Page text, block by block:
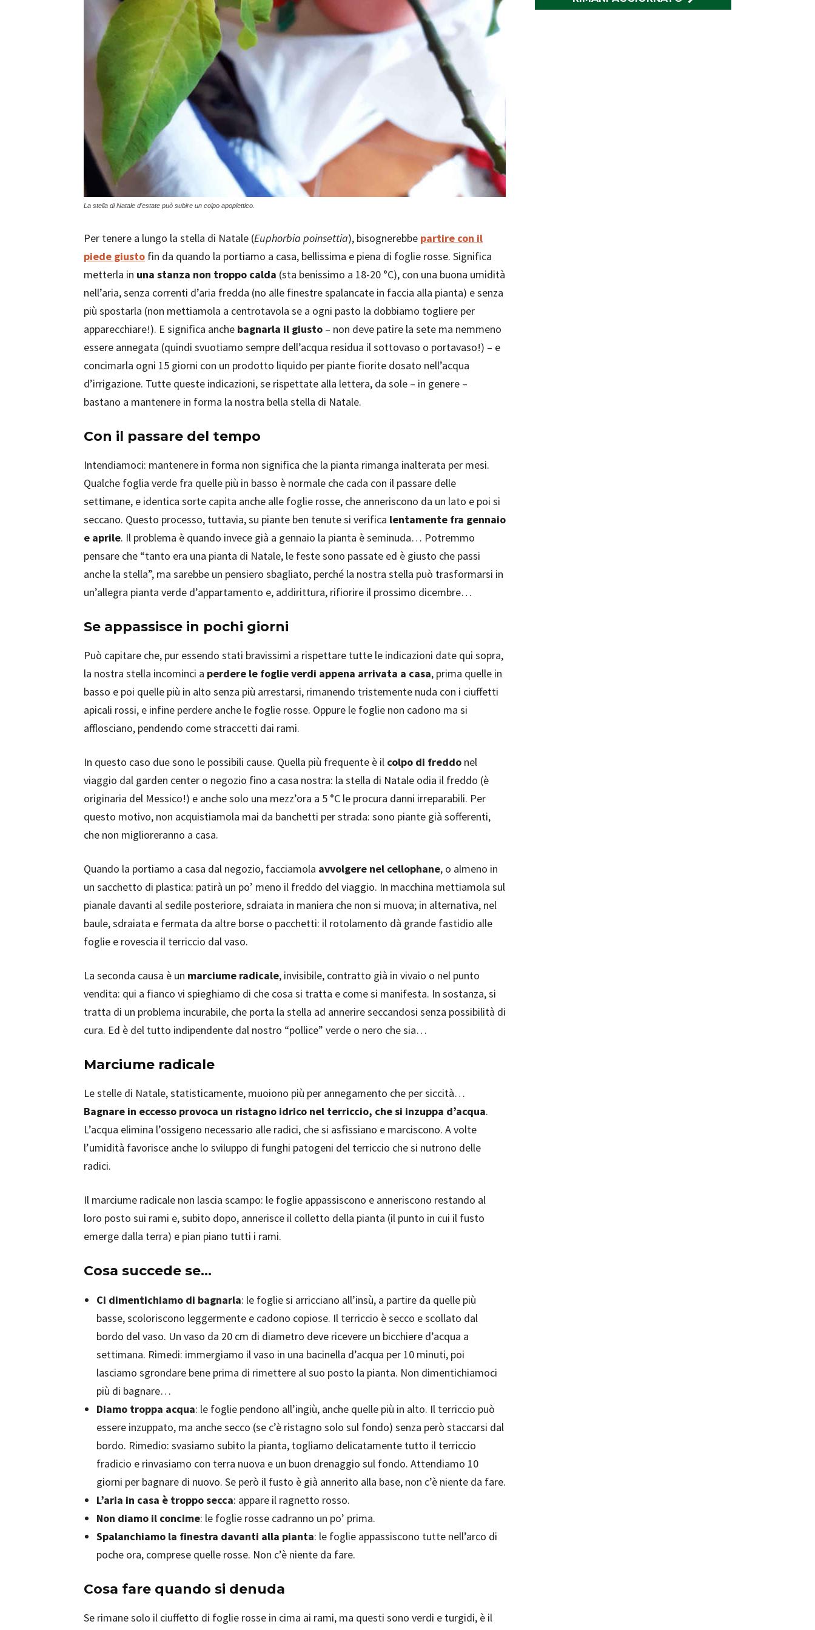
La stella di Natale d'estate può subire un colpo apoplettico.
Per tenere a lungo la stella di Natale (Euphorbia poinsettia), bisognerebbe partire con il
piede giusto fin da quando la portiamo a casa, bellissima e piena di foglie rosse. Significa
metterla in una stanza non troppo calda (sta benissimo a 18-20 °C), con una buona umidità
nell’aria, senza correnti d’aria fredda (no alle finestre spalancate in faccia alla pianta) e senza
più spostarla (non mettiamola a centrotavola se a ogni pasto la dobbiamo togliere per
apparecchiare!). E significa anche bagnarla il giusto – non deve patire la sete ma nemmeno
essere annegata (quindi svuotiamo sempre dell’acqua residua il sottovaso o portavaso!) – e
concimarla ogni 15 giorni con un prodotto liquido per piante fiorite dosato nell’acqua
d’irrigazione. Tutte queste indicazioni, se rispettate alla lettera, da sole – in genere –
bastano a mantenere in forma la nostra bella stella di Natale.
Con il passare del tempo
Intendiamoci: mantenere in forma non significa che la pianta rimanga inalterata per mesi.
Qualche foglia verde fra quelle più in basso è normale che cada con il passare delle
settimane, e identica sorte capita anche alle foglie rosse, che anneriscono da un lato e poi si
seccano. Questo processo, tuttavia, su piante ben tenute si verifica lentamente fra gennaio
e aprile. Il problema è quando invece già a gennaio la pianta è seminuda… Potremmo
pensare che “tanto era una pianta di Natale, le feste sono passate ed è giusto che passi
anche la stella”, ma sarebbe un pensiero sbagliato, perché la nostra stella può trasformarsi in
un’allegra pianta verde d’appartamento e, addirittura, rifiorire il prossimo dicembre…
Se appassisce in pochi giorni
Può capitare che, pur essendo stati bravissimi a rispettare tutte le indicazioni date qui sopra,
la nostra stella incominci a perdere le foglie verdi appena arrivata a casa, prima quelle in
basso e poi quelle più in alto senza più arrestarsi, rimanendo tristemente nuda con i ciuffetti
apicali rossi, e infine perdere anche le foglie rosse. Oppure le foglie non cadono ma si
afflosciano, pendendo come straccetti dai rami.
In questo caso due sono le possibili cause. Quella più frequente è il colpo di freddo nel
viaggio dal garden center o negozio fino a casa nostra: la stella di Natale odia il freddo (è
originaria del Messico!) e anche solo una mezz’ora a 5 °C le procura danni irreparabili. Per
questo motivo, non acquistiamola mai da banchetti per strada: sono piante già sofferenti,
che non miglioreranno a casa.
Quando la portiamo a casa dal negozio, facciamola avvolgere nel cellophane, o almeno in
un sacchetto di plastica: patirà un po’ meno il freddo del viaggio. In macchina mettiamola sul
pianale davanti al sedile posteriore, sdraiata in maniera che non si muova; in alternativa, nel
baule, sdraiata e fermata da altre borse o pacchetti: il rotolamento dà grande fastidio alle
foglie e rovescia il terriccio dal vaso.
La seconda causa è un marciume radicale, invisibile, contratto già in vivaio o nel punto
vendita: qui a fianco vi spieghiamo di che cosa si tratta e come si manifesta. In sostanza, si
tratta di un problema incurabile, che porta la stella ad annerire seccandosi senza possibilità di
cura. Ed è del tutto indipendente dal nostro “pollice” verde o nero che sia…
Marciume radicale
Le stelle di Natale, statisticamente, muoiono più per annegamento che per siccità…
Bagnare in eccesso provoca un ristagno idrico nel terriccio, che si inzuppa d’acqua.
L’acqua elimina l’ossigeno necessario alle radici, che si asfissiano e marciscono. A volte
l’umidità favorisce anche lo sviluppo di funghi patogeni del terriccio che si nutrono delle
radici.
Il marciume radicale non lascia scampo: le foglie appassiscono e anneriscono restando al
loro posto sui rami e, subito dopo, annerisce il colletto della pianta (il punto in cui il fusto
emerge dalla terra) e pian piano tutti i rami.
Cosa succede se…
Ci dimentichiamo di bagnarla: le foglie si arricciano all’insù, a partire da quelle più
basse, scoloriscono leggermente e cadono copiose. Il terriccio è secco e scollato dal
bordo del vaso. Un vaso da 20 cm di diametro deve ricevere un bicchiere d’acqua a
settimana. Rimedi: immergiamo il vaso in una bacinella d’acqua per 10 minuti, poi
lasciamo sgrondare bene prima di rimettere al suo posto la pianta. Non dimentichiamoci
più di bagnare…
Diamo troppa acqua: le foglie pendono all’ingiù, anche quelle più in alto. Il terriccio può
essere inzuppato, ma anche secco (se c’è ristagno solo sul fondo) senza però staccarsi dal
bordo. Rimedio: svasiamo subito la pianta, togliamo delicatamente tutto il terriccio
fradicio e rinvasiamo con terra nuova e un buon drenaggio sul fondo. Attendiamo 10
giorni per bagnare di nuovo. Se però il fusto è già annerito alla base, non c’è niente da fare.
L’aria in casa è troppo secca: appare il ragnetto rosso.
Non diamo il concime: le foglie rosse cadranno un po’ prima.
Spalanchiamo la finestra davanti alla pianta: le foglie appassiscono tutte nell’arco di
poche ora, comprese quelle rosse. Non c’è niente da fare.
Cosa fare quando si denuda
Se rimane solo il ciuffetto di foglie rosse in cima ai rami, ma questi sono verdi e turgidi, è il